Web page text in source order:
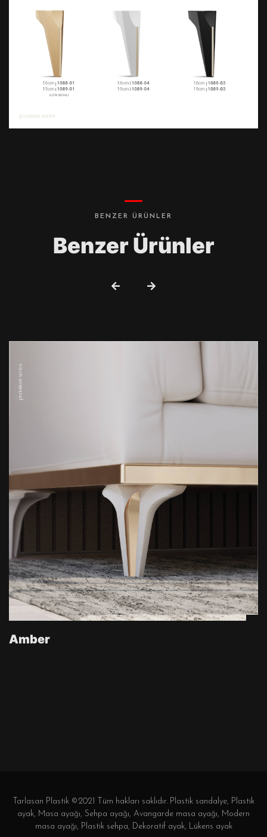
BENZER ÜRÜNLER
Benzer Ürünler
Amber
Tarlasan Plastik ©2021 Tüm hakları saklıdır. Plastik sandalye, Plastik
ayak, Masa ayağı, Sehpa ayağı, Avangarde masa ayağı, Modern
masa ayağı, Plastik sehpa, Dekoratif ayak, Lükens ayak